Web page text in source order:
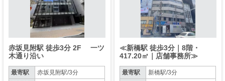
赤坂見附駅 徒歩3分 2F 一ツ
木通り沿い
最寄駅
赤坂見附駅/3分
≪新橋駅 徒歩3分｜8階・
417.20㎡｜店舗事務所≫
最寄駅 新橋駅/3分